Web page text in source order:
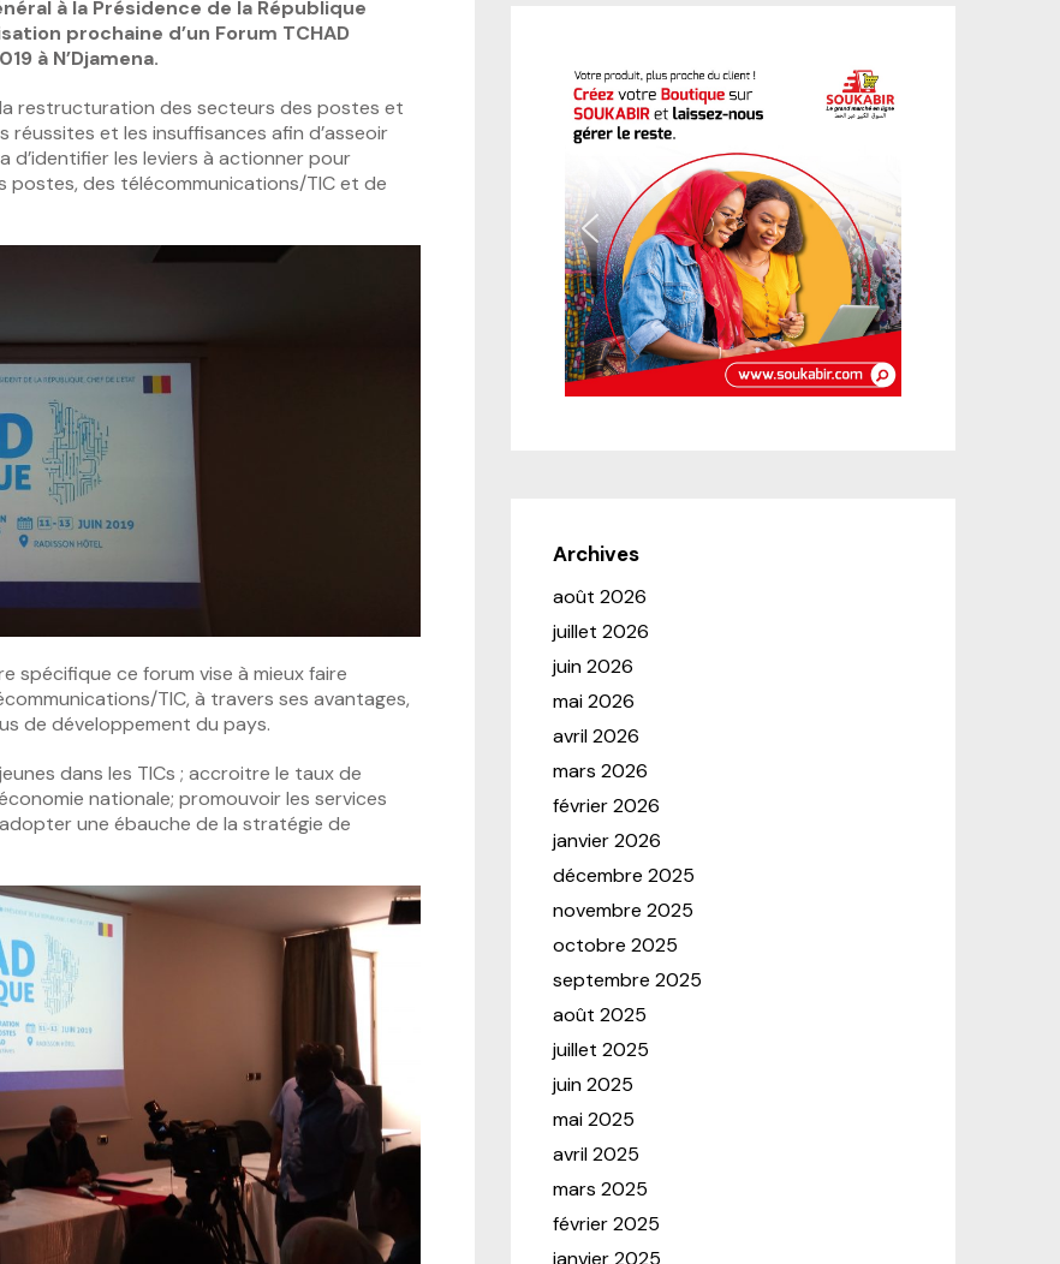
à la Présidence de la République
prochaine d’un Forum TCHAD
à N’Djamena.
restructuration des secteurs des postes et
et les insuffisances afin d’asseoir
d’identifier les leviers à actionner pour
des télécommunications/TIC et de
spécifique ce forum vise à mieux faire
TIC, à travers ses avantages,
de développement du pays.
dans les TICs ; accroitre le taux de
nationale; promouvoir les services
une ébauche de la stratégie de
Archives
août 2026
juillet 2026
juin 2026
mai 2026
avril 2026
mars 2026
février 2026
janvier 2026
décembre 2025
novembre 2025
octobre 2025
septembre 2025
août 2025
juillet 2025
juin 2025
mai 2025
avril 2025
mars 2025
février 2025
janvier 2025